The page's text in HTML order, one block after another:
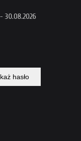
- 30.08.2026
hasło